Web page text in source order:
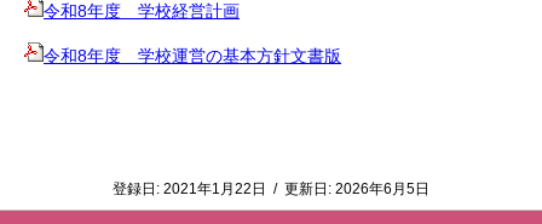
令和8年度 学校経営計画
令和8年度 学校運営の基本方針文書版
登録日: 2021年1月22日 / 更新日: 2026年6月5日